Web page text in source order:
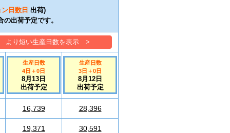
ン日数 日 出荷)
出荷予定です。
より短い生産日数を表示 >
生産日数
4日 ＋0日
8月13日
出荷予定
生産日数
3日 ＋0日
8月12日
出荷予定
16,739 28,396
19,371 30,591